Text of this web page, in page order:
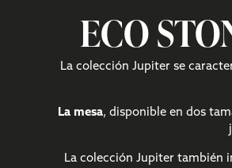
ECO
La colección Jupiter se
La mesa, disponible en dos
La colección Jupiter también